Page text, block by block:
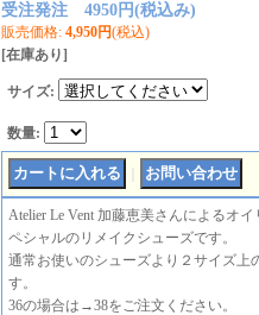
受注発注 4950円(税込み)
販売価格: 4,950円(税込)
[在庫あり]
サイズ:
数量:
Atelier Le Vent 加藤恵美さんによるオ
ペシャルのリメイクシューズです。
通常お使いのシューズより２サイズ上
す。
36の場合は→38をご注文ください。